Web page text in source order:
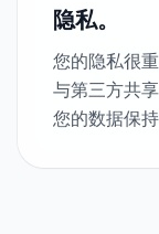
隐私。
您的隐私很
与第三方共
您的数据保